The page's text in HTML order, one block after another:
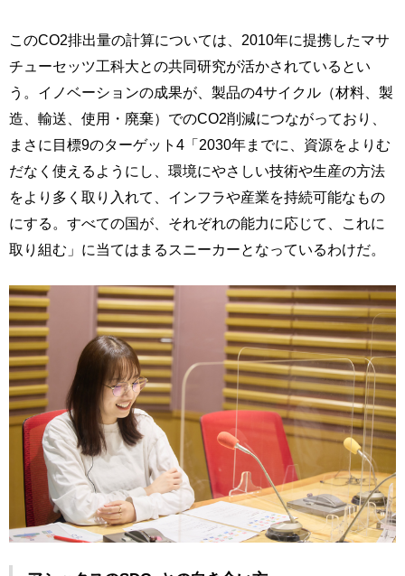
このCO2排出量の計算については、2010年に提携したマサ
チューセッツ工科大との共同研究が活かされているとい
う。イノベーションの成果が、製品の4サイクル（材料、製
造、輸送、使用・廃棄）でのCO2削減につながっており、
まさに目標9のターゲット4「2030年までに、資源をよりむ
だなく使えるようにし、環境にやさしい技術や生産の方法
をより多く取り入れて、インフラや産業を持続可能なもの
にする。すべての国が、それぞれの能力に応じて、これに
取り組む」に当てはまるスニーカーとなっているわけだ。